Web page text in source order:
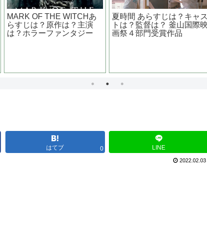
スマーフ スマーフェット
と秘密の大冒険 原作は？
ベルギーの漫画から生まれ
痛くない死に方~在宅医と
患者と家族の物語~あらす
じは？原作は？監督 高橋
はてブ 0 LINE
2022.02.03